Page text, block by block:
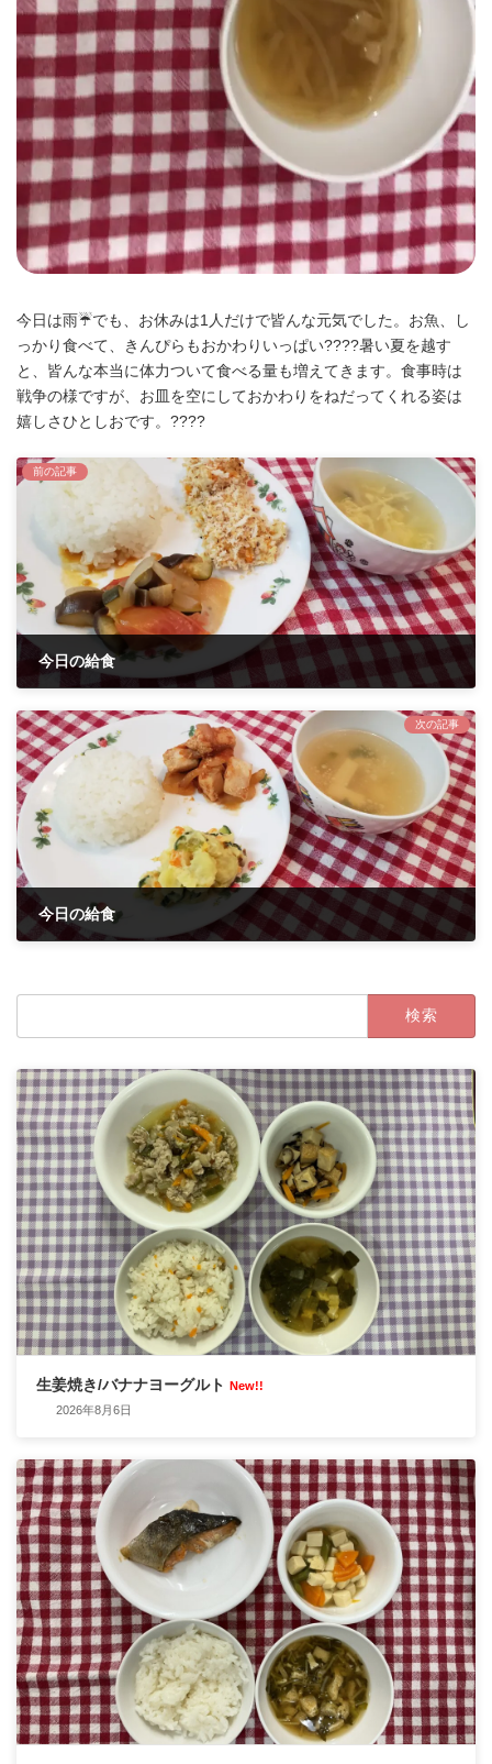
今日は雨☔️でも、お休みは1人だけで皆んな元気でした。お魚、し
っかり食べて、きんぴらもおかわりいっぱい????暑い夏を越す
と、皆んな本当に体力ついて食べる量も増えてきます。食事時は
戦争の様ですが、お皿を空にしておかわりをねだってくれる姿は
嬉しさひとしおです。????
前の記事
今日の給食
次の記事
今日の給食
検
生姜焼き/バナナヨーグルト New!!
2026年8月6日